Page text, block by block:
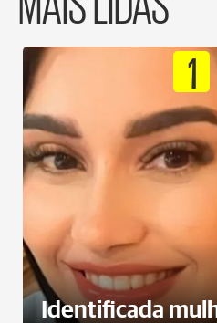
1
Identificada